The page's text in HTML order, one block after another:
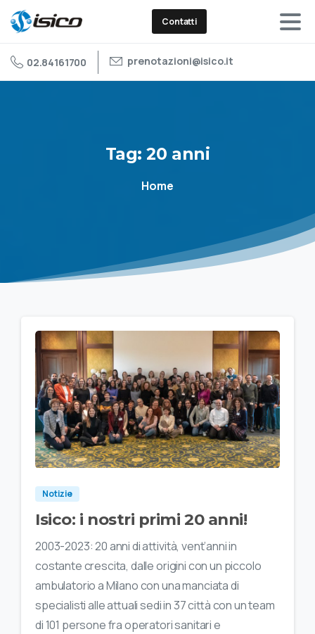
Contatti
02.84161700 prenotazioni@isico.it
Tag: 20 anni
Home
Notizie
Isico: i nostri primi 20 anni!
2003-2023: 20 anni di attività, vent’anni in
costante crescita, dalle origini con un piccolo
ambulatorio a Milano con una manciata di
specialisti alle attuali sedi in 37 città con un team
di 101 persone fra operatori sanitari e